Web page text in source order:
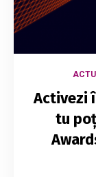
Activezi
tu